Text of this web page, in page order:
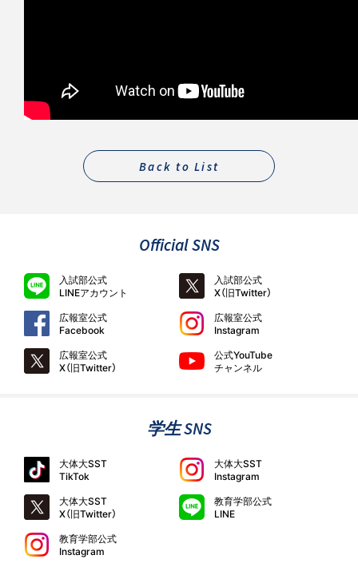
Back to List
Official SNS
入試部公式
LINEアカウント
入試部公式
X（旧Twitter）
広報室公式
Facebook
広報室公式
Instagram
広報室公式
X（旧Twitter）
公式YouTube
チャンネル
学生 SNS
大体大SST
TikTok
大体大SST
Instagram
大体大SST
X（旧Twitter）
教育学部公式
LINE
教育学部公式
Instagram